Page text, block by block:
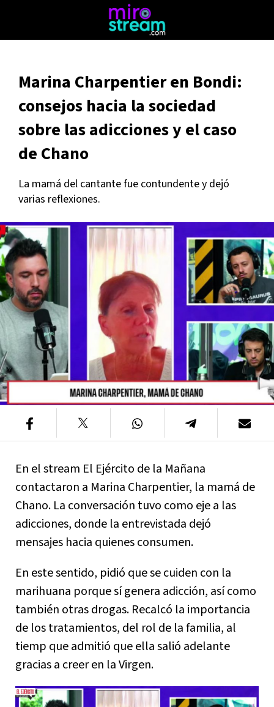
Marina Charpentier en Bondi:
consejos hacia la sociedad
sobre las adicciones y el caso
de Chano
La mamá del cantante fue contundente y dejó
varias reflexiones.
En el stream El Ejército de la Mañana
contactaron a Marina Charpentier, la mamá de
Chano. La conversación tuvo como eje a las
adicciones, donde la entrevistada dejó
mensajes hacia quienes consumen.
En este sentido, pidió que se cuiden con la
marihuana porque sí genera adicción, así como
también otras drogas. Recalcó la importancia
de los tratamientos, del rol de la familia, al
tiemp que admitió que ella salió adelante
gracias a creer en la Virgen.